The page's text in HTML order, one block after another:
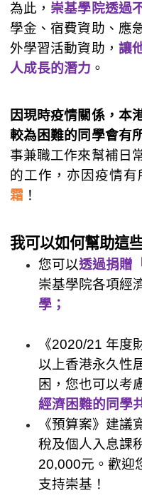
為此， 崇基學院透過
學金、宿費資助、應
外學習活動資助， 讓
人成長的潛力 。
因現時疫情關係，本
較為困難的同學會有
事兼職工作來幫補日
的工作，亦因疫情
霜 ！
我可以如何幫助這
您可以透過捐贈
崇基學院各項經
學；
《2020/21 年度
以上香港永久性
困，您也可以考
經濟困難的同學
《預算案》建
稅及個人入息課
20,000元。歡迎
支持崇基！